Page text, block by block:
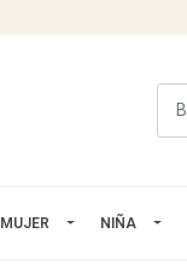
MUJER NIÑA